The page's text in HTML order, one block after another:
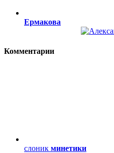
Ермакова
Комментарии
слоник минетики